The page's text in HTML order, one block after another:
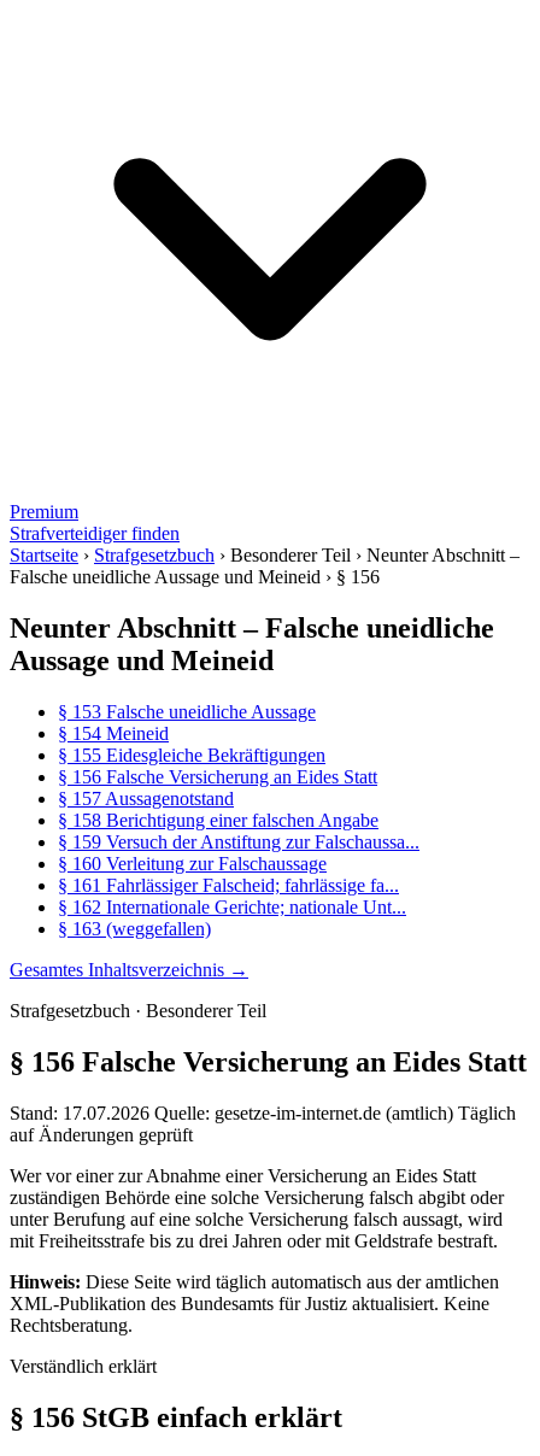
Premium
Strafverteidiger finden
Startseite › Strafgesetzbuch › Besonderer Teil › Neunter Abschnitt –
Falsche uneidliche Aussage und Meineid › § 156
Neunter Abschnitt – Falsche uneidliche
Aussage und Meineid
§ 153 Falsche uneidliche Aussage
§ 154 Meineid
§ 155 Eidesgleiche Bekräftigungen
§ 156 Falsche Versicherung an Eides Statt
§ 157 Aussagenotstand
§ 158 Berichtigung einer falschen Angabe
§ 159 Versuch der Anstiftung zur Falschaussa...
§ 160 Verleitung zur Falschaussage
§ 161 Fahrlässiger Falscheid; fahrlässige fa...
§ 162 Internationale Gerichte; nationale Unt...
§ 163 (weggefallen)
Gesamtes Inhaltsverzeichnis →
Strafgesetzbuch · Besonderer Teil
§ 156 Falsche Versicherung an Eides Statt
Stand: 17.07.2026 Quelle: gesetze-im-internet.de (amtlich) Täglich
auf Änderungen geprüft
Wer vor einer zur Abnahme einer Versicherung an Eides Statt
zuständigen Behörde eine solche Versicherung falsch abgibt oder
unter Berufung auf eine solche Versicherung falsch aussagt, wird
mit Freiheitsstrafe bis zu drei Jahren oder mit Geldstrafe bestraft.
Hinweis: Diese Seite wird täglich automatisch aus der amtlichen
XML-Publikation des Bundesamts für Justiz aktualisiert. Keine
Rechtsberatung.
Verständlich erklärt
§ 156 StGB einfach erklärt